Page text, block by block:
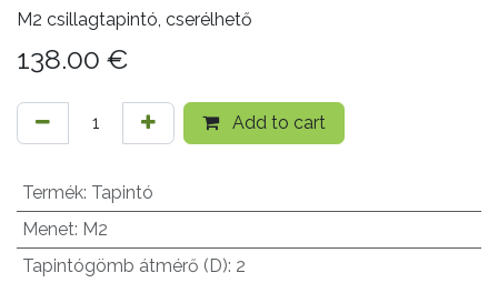
M2 csillagtapintó, cserélhető
138.00 €
Add to cart
Termék: Tapintó
Menet: M2
Tapintógömb átmérő (D): 2